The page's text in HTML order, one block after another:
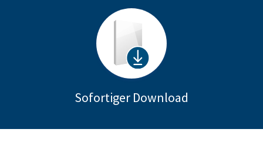
Sofortiger Download